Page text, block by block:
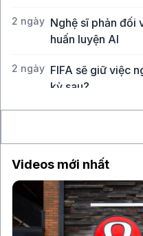
2 ngày Nghệ sĩ phản đối
huấn luyện AI
2 ngày FIFA sẽ giữ việc
kỳ sau?
Videos mới nhất